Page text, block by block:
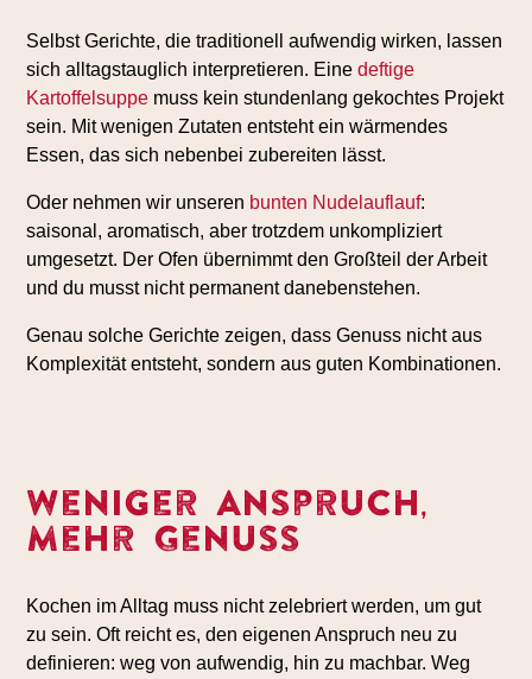
Selbst Gerichte, die traditionell aufwendig wirken, lassen
sich alltagstauglich interpretieren. Einedeftige
Kartoffelsuppe muss kein stundenlang gekochtes Projekt
sein. Mit wenigen Zutaten entsteht ein wärmendes
Essen, das sich nebenbei zubereiten lässt.
Oder nehmen wir unseren bunten Nudelauflauf:
saisonal, aromatisch, aber trotzdem unkompliziert
umgesetzt. Der Ofen übernimmt den Großteil der Arbeit
und du musst nicht permanent danebenstehen.
Genau solche Gerichte zeigen, dass Genuss nicht aus
Komplexität entsteht, sondern aus guten Kombinationen.
Weniger Anspruch,
mehr Genuss
Kochen im Alltag muss nicht zelebriert werden, um gut
zu sein. Oft reicht es, den eigenen Anspruch neu zu
definieren: weg von aufwendig, hin zu machbar. Weg